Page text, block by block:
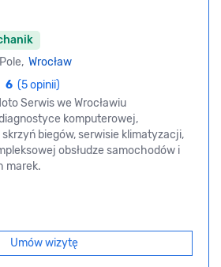
Wrocław
6 (5 opinii)
Serwis we Wrocławiu
komputerowej,
biegów, serwisie klimatyzacji,
obsłudze samochodów i
marek.
Umów wizytę